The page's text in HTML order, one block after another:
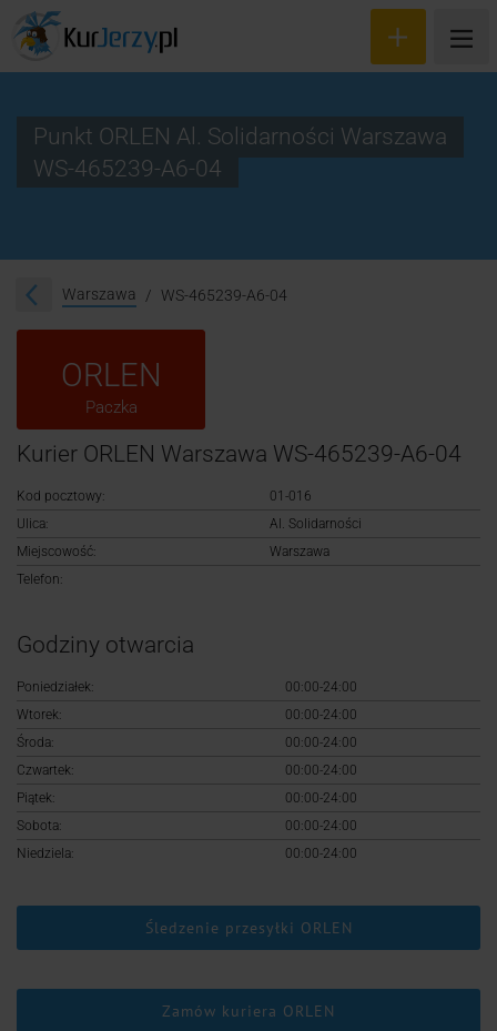
Śledzenie przesyłki
Logowanie
Punkt ORLEN Al. Solidarności Warszawa
WS-465239-A6-04
Warszawa WS-465239-A6-04
ORLEN
Paczka
Kurier ORLEN Warszawa WS-465239-A6-04
Kod pocztowy:
01-016
Ulica:
Al. Solidarności
Miejscowość:
Warszawa
Telefon:
Godziny otwarcia
Poniedziałek:
00:00-24:00
Wtorek:
00:00-24:00
Środa:
00:00-24:00
Czwartek:
00:00-24:00
Piątek:
00:00-24:00
Sobota:
00:00-24:00
Niedziela:
00:00-24:00
Śledzenie przesyłki ORLEN
Zamów kuriera ORLEN